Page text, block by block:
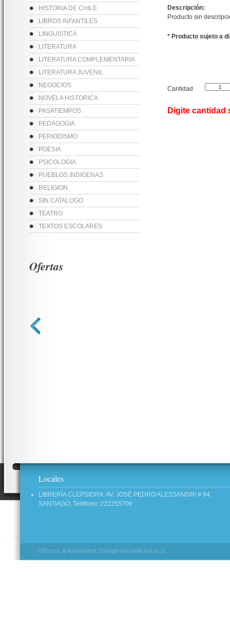
HISTORIA DE CHILE
LIBROS INFANTILES
LINGUISTICA
LITERATURA
LITERATURA COMPLEMENTARIA
LITERATURA JUVENIL
NEGOCIOS
NOVELA HISTORICA
PASATIEMPOS
PEDAGOGIA
PERIODISMO
POESIA
PSICOLOGIA
PUEBLOS INDIGENAS
RELIGION
SIN CATALOGO
TEATRO
TEXTOS ESCOLARES
Descripción:
Producto sin
* Producto sujeto a
Cantidad
Digite
Ofertas
Locales
LIBRERÍA CLEPSIDRA: AV. JOSÉ PEDRO ALESSANDRI # 94,
SANTIAGO, Teléfono: 222255706
©Rocco & Asociados. Design by www.ryasa.cl